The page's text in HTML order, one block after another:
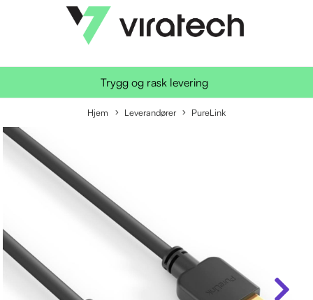
Trygg og rask levering
Hjem Leverandører PureLink